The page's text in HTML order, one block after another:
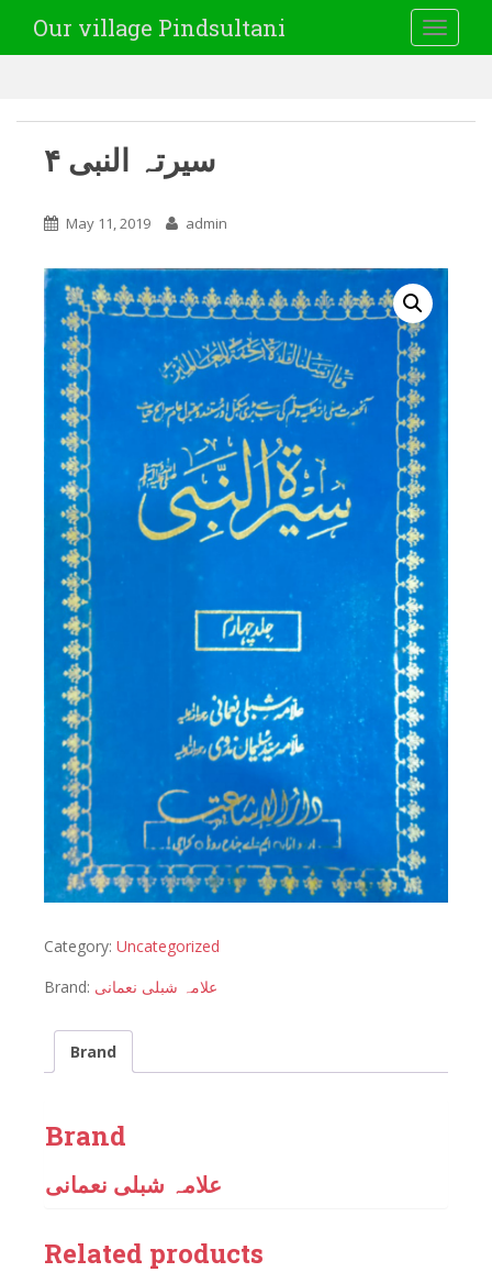
Our village Pindsultani
سیرتہ النبی ۴
May 11, 2019 admin
Category: Uncategorized
Brand: علامہ شبلی نعمانی
Brand
Brand
علامہ شبلی نعمانی
Related products